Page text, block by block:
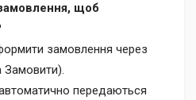
щоб
замовлення через
Замовити).
передаються